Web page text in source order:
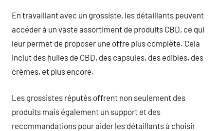
En travaillant avec un grossiste, les détaillants peuvent
accéder à un vaste assortiment de produits CBD, ce qui
leur permet de proposer une offre plus complète. Cela
inclut des huiles de CBD, des capsules, des edibles, des
crèmes, et plus encore.
Les grossistes réputés offrent non seulement des
produits mais également un support et des
recommandations pour aider les détaillants à choisir